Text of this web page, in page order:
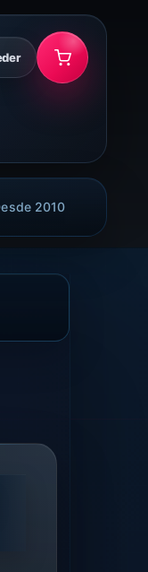
2010